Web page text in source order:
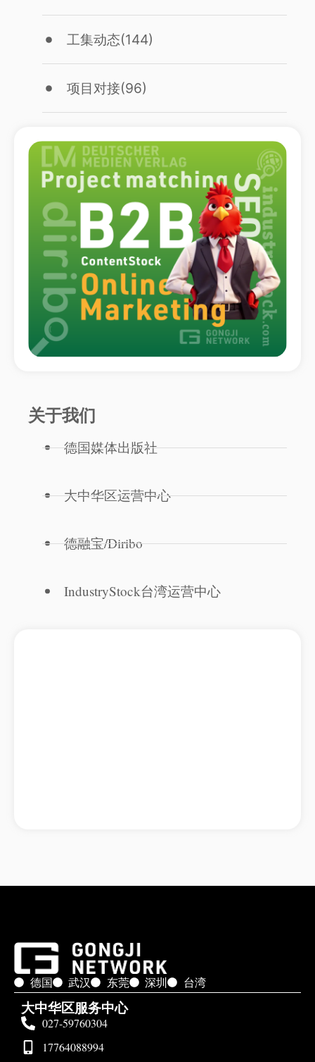
工集动态(144)
项目对接(96)
关于我们
德国媒体出版社
大中华区运营中心
德融宝/Diribo
IndustryStock台湾运营中心
德国 武汉 东莞 深圳 台湾
大中华区服务中心
027-59760304
17764088994